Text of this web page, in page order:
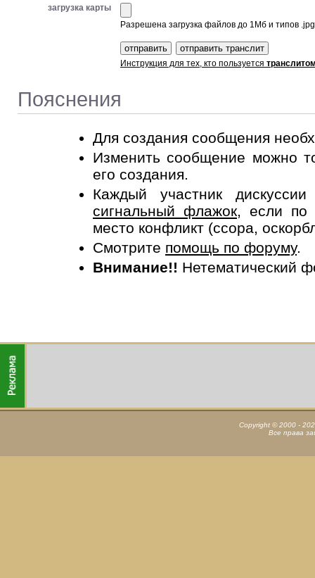
загрузка карты
Разрешена загрузка файлов до 1Мб и типов
Инструкция для тех, кто пользуется
Пояснения
Для создания сообщения
Изменить сообщение можно
его создания.
Каждый участник
сигнальный флажок, если по
место конфликт (ссора,
Смотрите помощь по форуму.
Внимание!! Нетематический
Copyright © 2000 -
Все права